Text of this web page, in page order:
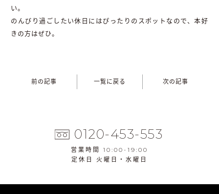
い。
のんびり過ごしたい休日にはぴったりのスポットなので、本好
きの方はぜひ。
前の記事 一覧に戻る 次の記事
0120-453-553
営業時間 10:00-19:00
定休日 火曜日・水曜日